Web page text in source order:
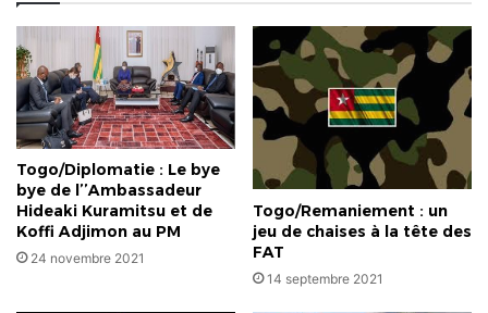
Togo/Diplomatie : Le bye
bye de l’’Ambassadeur
Hideaki Kuramitsu et de
Koffi Adjimon au PM
24 novembre 2021
Togo/Remaniement : un
jeu de chaises à la tête des
FAT
14 septembre 2021